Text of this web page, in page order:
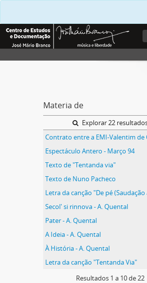
Materia de
Explorar 22
Espectáculo Antero - Março 94
Texto de "Tentanda via"
Texto de Nuno Pacheco
Secol' si rinnova - A. Quental
Pater - A. Quental
A Ideia - A. Quental
À História - A. Quental
Letra da canção "Tentanda Via"
Resultados 1 a 10de 22